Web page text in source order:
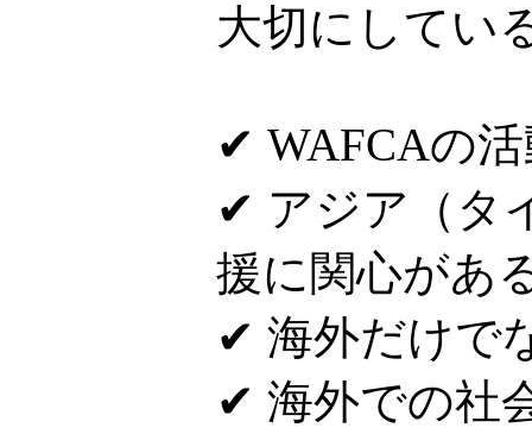
大切にしてい
✔ WAFCAの
✔ アジア（タ
援に関心があ
✔ 海外だけで
✔ 海外での社